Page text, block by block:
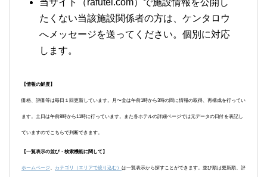
当サイト（rafutel.com）で施設情報を公開し
たくない当該施設関係者の方は、ケンタロウ
へメッセージを送ってください。個別に対応
します。
【情報の鮮度】
価格、評価等は毎日１回更新しています。月〜金は午前1時から3時の間に情報の取得、再構成を行ってい
ます。土日は午前8時から11時に行っています。また各ホテルの詳細ページでは元データの日付を表記し
ていますのでこちらで判断できます。
【一覧表示の並び・検索機能に関して】
ホームページ 、 カテゴリ（エリアで絞り込む） は一覧表示から探すことができます。並び順は更新順、評